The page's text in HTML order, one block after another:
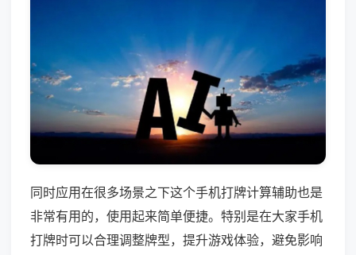
同时应用在很多场景之下这个手机打牌计算辅助也是
非常有用的，使用起来简单便捷。特别是在大家手机
打牌时可以合理调整牌型，提升游戏体验，避免影响